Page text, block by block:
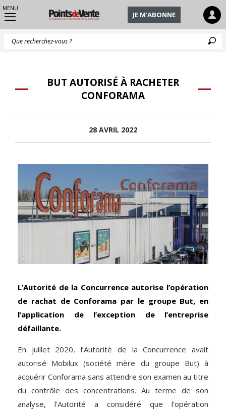
MENU
JE M'ABONNE
BUT AUTORISÉ À RACHETER
CONFORAMA
28 AVRIL 2022
L’Autorité de la Concurrence autorise l’opération
de rachat de Conforama par le groupe But, en
l’application de l’exception de l’entreprise
défaillante.
En juillet 2020, l’Autorité de la Concurrence avait
autorisé Mobilux (société mère du groupe But) à
acquérir Conforama sans attendre son examen au titre
du contrôle des concentrations. Au terme de son
analyse, l’Autorité a considéré que l’opération